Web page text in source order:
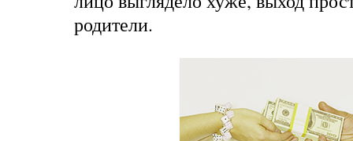
родители.